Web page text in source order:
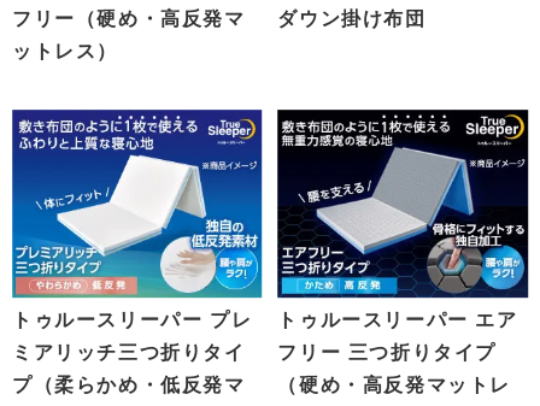
フリー（硬め・高反発マ
ットレス）
ダウン掛け布団
トゥルースリーパー プレ
ミアリッチ三つ折りタイ
プ（柔らかめ・低反発マ
トゥルースリーパー エア
フリー 三つ折りタイプ
（硬め・高反発マットレ